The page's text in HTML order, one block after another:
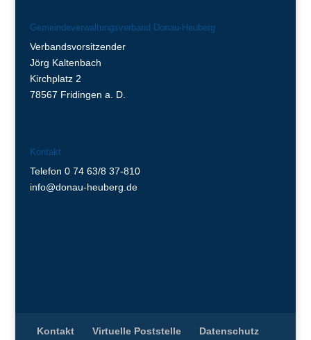
Gemeindeverwaltungsverband Donau-Heuberg
Verbandsvorsitzender
Jörg Kaltenbach
Kirchplatz 2
78567 Fridingen a. D.
Kontakt
Telefon 0 74 63/8 37-810
info@donau-heuberg.de
Kontakt Virtuelle Poststelle Datenschutz